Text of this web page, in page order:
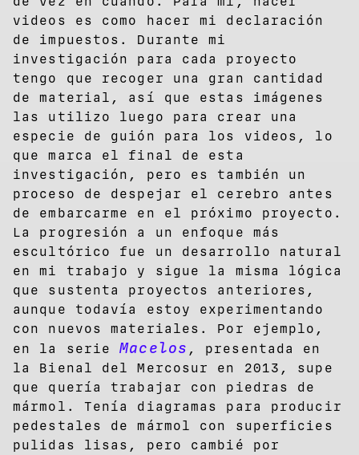
videos es como hacer mi declaración
de impuestos. Durante mi
investigación para cada proyecto
tengo que recoger una gran cantidad
de material, así que estas imágenes
las utilizo luego para crear una
especie de guión para los videos, lo
que marca el final de esta
investigación, pero es también un
proceso de despejar el cerebro antes
de embarcarme en el próximo proyecto.
La progresión a un enfoque más
escultórico fue un desarrollo natural
en mi trabajo y sigue la misma lógica
que sustenta proyectos anteriores,
aunque todavía estoy experimentando
con nuevos materiales. Por ejemplo,
en la serieMacelos , presentada en
la Bienal del Mercosur en 2013, supe
que quería trabajar con piedras de
mármol. Tenía diagramas para producir
pedestales de mármol con superficies
pulidas lisas, pero cambié por